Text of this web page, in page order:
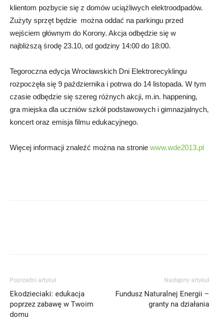
klientom pozbycie się z domów uciążliwych elektroodpadów.
Zużyty sprzęt będzie można oddać na parkingu przed
wejściem głównym do Korony. Akcja odbędzie się w
najbliższą środę 23.10, od godziny 14:00 do 18:00.
Tegoroczna edycja Wrocławskich Dni Elektrorecyklingu
rozpoczęła się 9 października i potrwa do 14 listopada. W tym
czasie odbędzie się szereg różnych akcji, m.in. happening,
gra miejska dla uczniów szkół podstawowych i gimnazjalnych,
koncert oraz emisja filmu edukacyjnego.
Więcej informacji znaleźć można na stronie www.wde2013.pl
Poprzedni artykuł
Ekodzieciaki: edukacja
poprzez zabawę w Twoim
domu
Następny artykuł
Fundusz Naturalnej Energii –
granty na działania